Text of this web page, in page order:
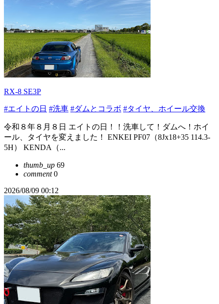
RX-8 SE3P
#エイトの日 #洗車 #ダムとコラボ #タイヤ、ホイール交換
令和８年８月８日 エイトの日！！洗車して！ダムへ！ホイ
ール、タイヤを変えました！ ENKEI PF07（8Jx18+35 114.3-
5H） KENDA（...
thumb_up 69
comment0
2026/08/09 00:12